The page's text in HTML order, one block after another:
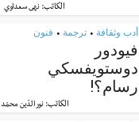
الكاتب: نهى سعداوي
أدب وثقافة • ترجمة • فنون
فيودور
دوستويفسكي
رسام؟!
الكاتب:نور الدّين محمّد